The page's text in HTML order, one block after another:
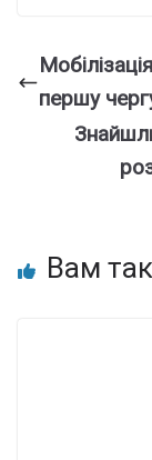
першу
Вам